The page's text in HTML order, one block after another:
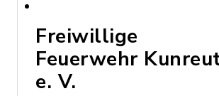
Freiwillige
Feuerwehr
e. V.